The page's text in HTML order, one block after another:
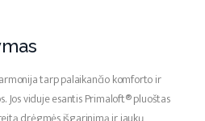
tarp palaikančio komforto ir
Jos viduje esantis Primaloft® pluoštas